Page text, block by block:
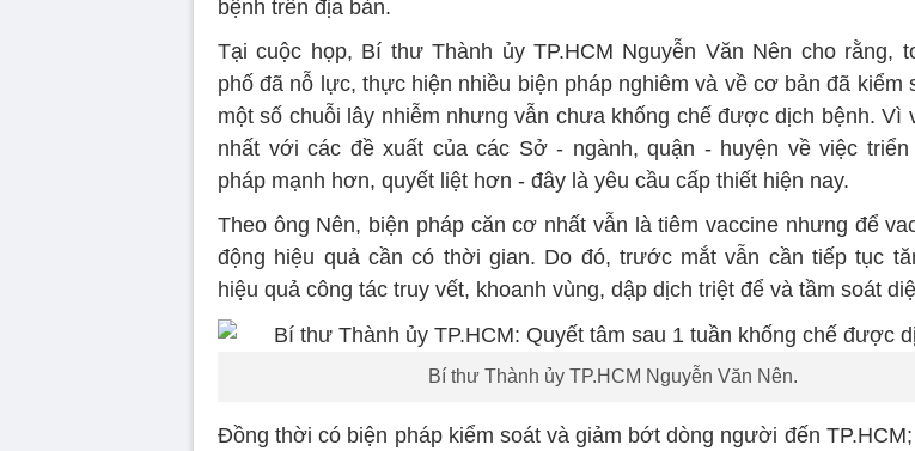
bệnh trên địa bàn.
Tại cuộc họp, Bí thư Thành ủy TP.HCM Nguyễn Văn Nên cho rằng,
phố đã nỗ lực, thực hiện nhiều biện pháp nghiêm và về cơ bản đã kiểm
một số chuỗi lây nhiễm nhưng vẫn chưa khống chế được dịch bệnh. Vì
nhất với các đề xuất của các Sở - ngành, quận - huyện về việc triển
pháp mạnh hơn, quyết liệt hơn - đây là yêu cầu cấp thiết hiện nay.
Theo ông Nên, biện pháp căn cơ nhất vẫn là tiêm vaccine nhưng để
động hiệu quả cần có thời gian. Do đó, trước mắt vẫn cần tiếp tục
hiệu quả công tác truy vết, khoanh vùng, dập dịch triệt để và tầm soát
Bí thư Thành ủy TP.HCM Nguyễn Văn Nên.
Đồng thời có biện pháp kiểm soát và giảm bớt dòng người đến